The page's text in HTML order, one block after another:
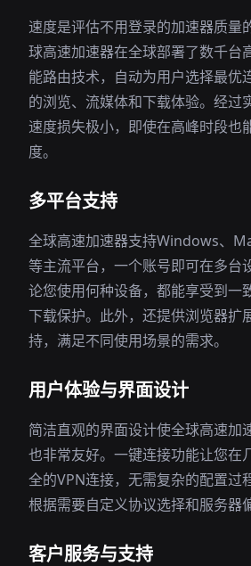
速度是评估不用登录的加速器质量
球高速加速器在全球部署了数千台
能路由技术，自动为用户选择最优
的浏览、流媒体和下载体验。经过
速度损失极小，即使在高峰时段也
度。
多平台支持
全球高速加速器支持Windows、
等主流平台，一个账号即可在多台
论您使用何种设备，都能享受到一
下载保护。此外，还提供浏览器扩
持，满足不同使用场景的需求。
用户体验与界面设计
简洁直观的界面设计使全球高速加
也非常友好。一键连接功能让您在
全的VPN连接，无需复杂的配置过
根据需要自定义协议选择和服务器
客户服务与支持